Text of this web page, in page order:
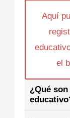
Aquí
el
¿Qué